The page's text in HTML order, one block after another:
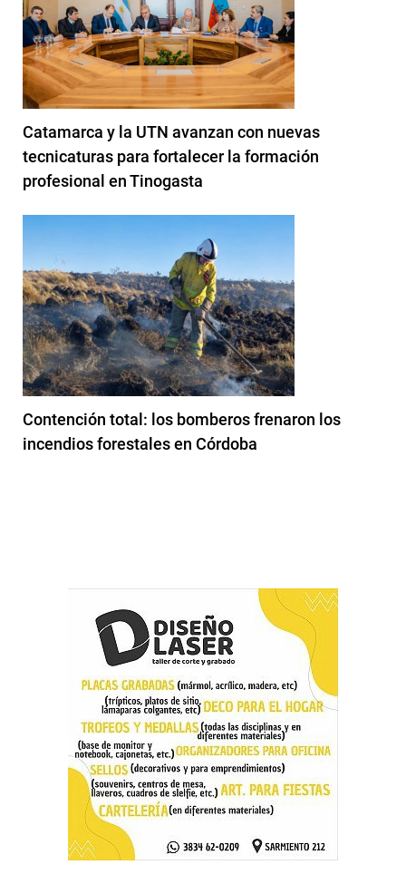
Catamarca y la UTN avanzan con nuevas
tecnicaturas para fortalecer la formación
profesional en Tinogasta
Contención total: los bomberos frenaron los
incendios forestales en Córdoba